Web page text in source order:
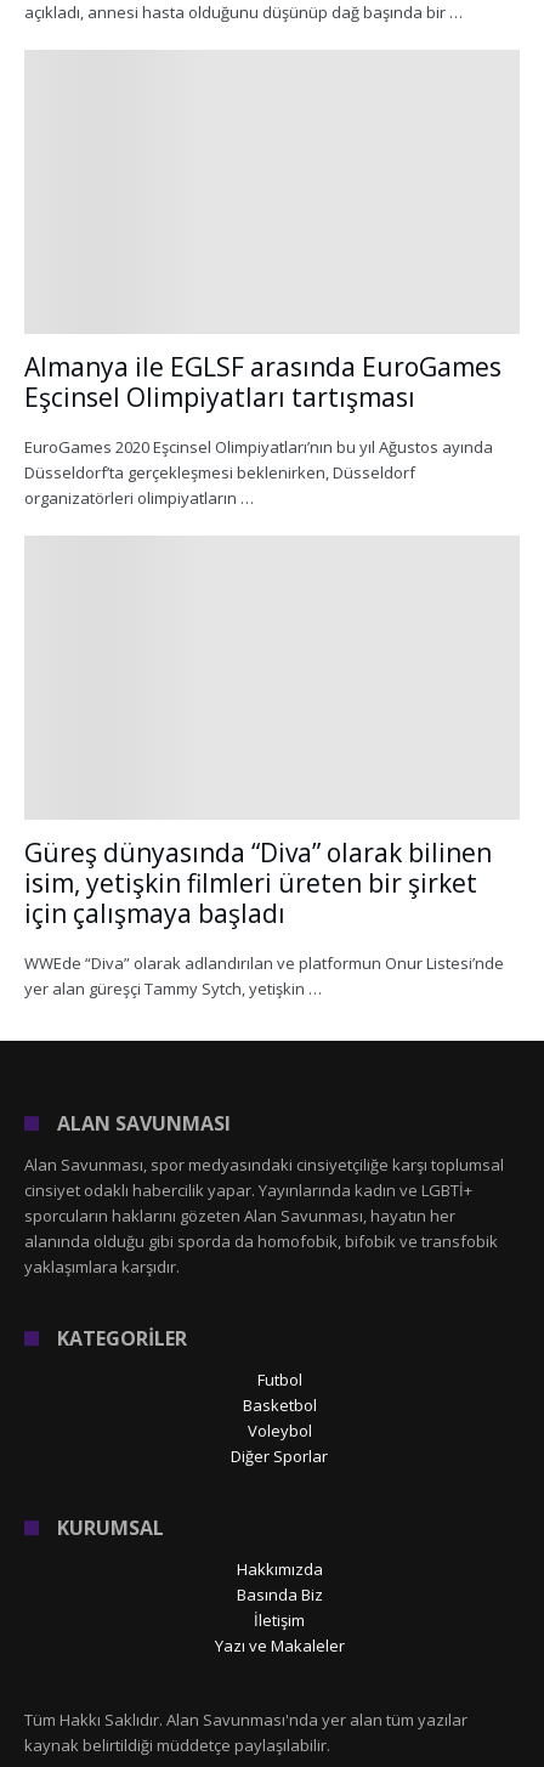
açıkladı, annesi hasta olduğunu düşünüp dağ başında bir …
Almanya ile EGLSF arasında EuroGames
Eşcinsel Olimpiyatları tartışması
EuroGames 2020 Eşcinsel Olimpiyatları’nın bu yıl Ağustos ayında
Düsseldorf’ta gerçekleşmesi beklenirken, Düsseldorf
organizatörleri olimpiyatların …
Güreş dünyasında “Diva” olarak bilinen
isim, yetişkin filmleri üreten bir şirket
için çalışmaya başladı
WWEde “Diva” olarak adlandırılan ve platformun Onur Listesi’nde
yer alan güreşçi Tammy Sytch, yetişkin …
ALAN SAVUNMASI
Alan Savunması, spor medyasındaki cinsiyetçiliğe karşı toplumsal
cinsiyet odaklı habercilik yapar. Yayınlarında kadın ve LGBTİ+
sporcuların haklarını gözeten Alan Savunması, hayatın her
alanında olduğu gibi sporda da homofobik, bifobik ve transfobik
yaklaşımlara karşıdır.
KATEGORİLER
Futbol
Basketbol
Voleybol
Diğer Sporlar
KURUMSAL
Hakkımızda
Basında Biz
İletişim
Yazı ve Makaleler
Tüm Hakkı Saklıdır. Alan Savunması'nda yer alan tüm yazılar
kaynak belirtildiği müddetçe paylaşılabilir.